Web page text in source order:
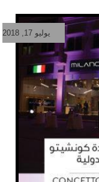
يوليو 17, 2018